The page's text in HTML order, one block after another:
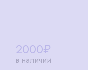
2000₽
в наличии